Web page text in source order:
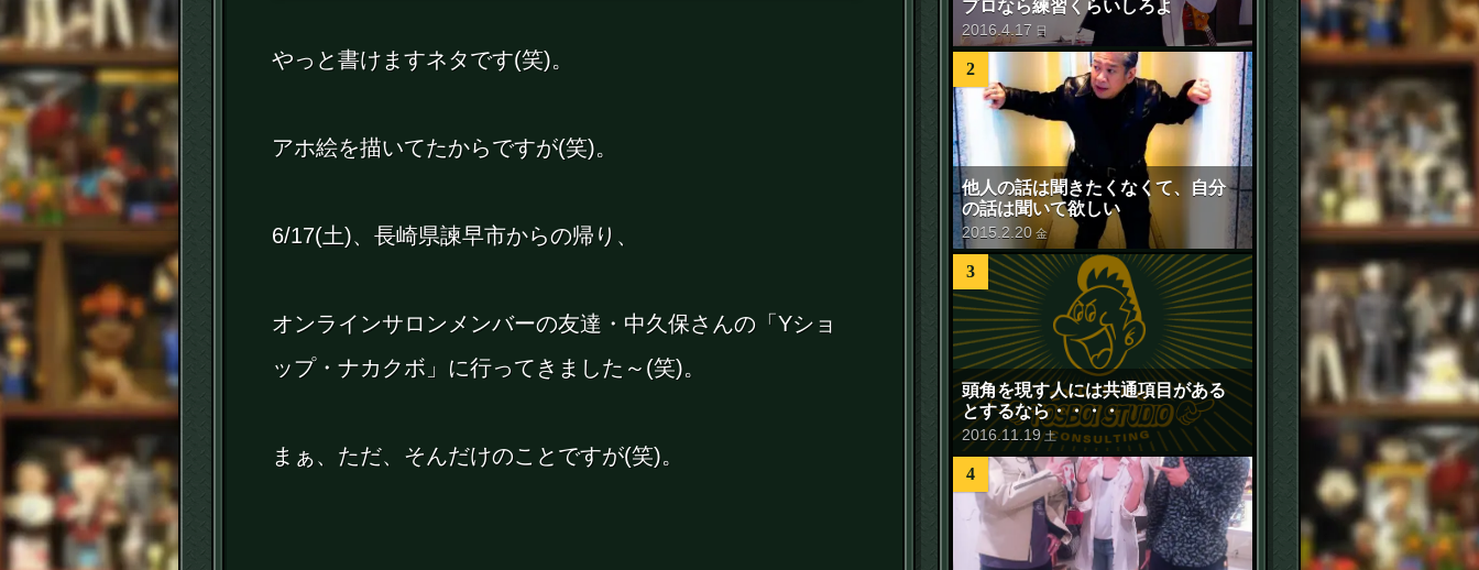
やっと書けますネタです(笑)。
アホ絵を描いてたからですが(笑)。
6/17(土)、長崎県諫早市からの帰り、
オンラインサロンメンバーの友達・中久保さんの「Yショ
ップ・ナカクボ」に行ってきました～(笑)。
まぁ、ただ、そんだけのことですが(笑)。
プロなら練習くらいしろよ
2016 .4.17 日
2
他人の話は聞きたくなくて、自分
の話は聞いて欲しい
2015 2 20 金
3
頭角を現す人には共通項目がある
とするなら・・・・
2016.11.19 土
4